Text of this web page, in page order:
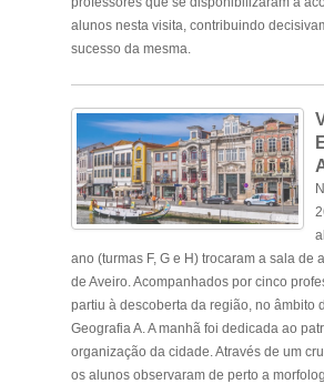
alunos nesta visita, contribuindo
sucesso da mesma.
ano (turmas F, G e H) trocaram a sala de
de Aveiro. Acompanhados por cinco
partiu à descoberta da região, no âmbito
Geografia A. A manhã foi dedicada ao
organização da cidade. Através de um
os alunos observaram de perto a